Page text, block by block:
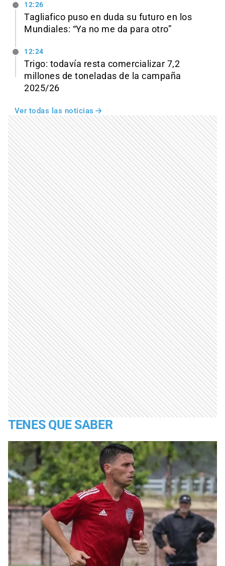
12:26
Tagliafico puso en duda su futuro en los
Mundiales: “Ya no me da para otro”
12:24
Trigo: todavía resta comercializar 7,2
millones de toneladas de la campaña
2025/26
Ver todas las noticias
TENES QUE SABER